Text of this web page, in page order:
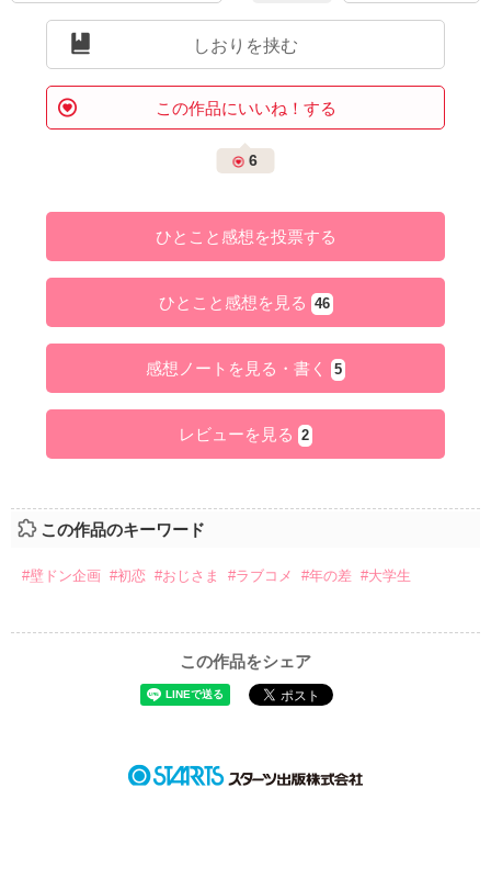
しおりを挟む
この作品にいいね！する
6
ひとこと感想を投票する
ひとこと感想を見る 46
感想ノートを見る・書く 5
レビューを見る 2
この作品のキーワード
#壁ドン企画 #初恋 #おじさま #ラブコメ #年の差 #大学生
この作品をシェア